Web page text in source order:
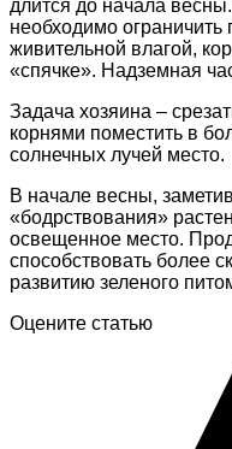
длится до начала
необходимо
живительной влагой,
«спячке». Надземная
Задача хозяина –
корнями поместить в
солнечных лучей место.
В начале весны,
«бодрствования»
освещенное место.
способствовать более
развитию зеленого
Оцените статью